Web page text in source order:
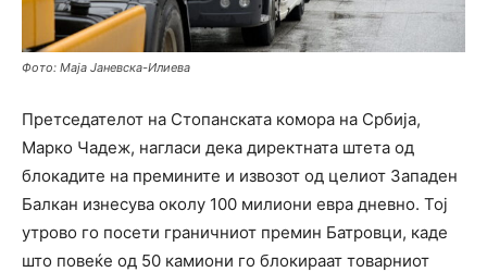
Фото: Маја Јаневска-Илиева
Претседателот на Стопанската комора на Србија,
Марко Чадеж, нагласи дека директната штета од
блокадите на премините и извозот од целиот Западен
Балкан изнесува околу 100 милиони евра дневно. Тој
утрово го посети граничниот премин Батровци, каде
што повеќе од 50 камиони го блокираат товарниот